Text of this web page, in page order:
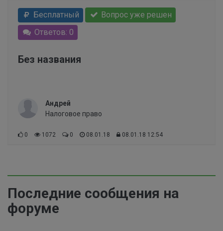
Бесплатный
Вопрос уже решен
Ответов: 0
Без названия
Андрей
Налоговое право
0 1072 0 08.01.18 08.01.18 12:54
Последние сообщения на
форуме